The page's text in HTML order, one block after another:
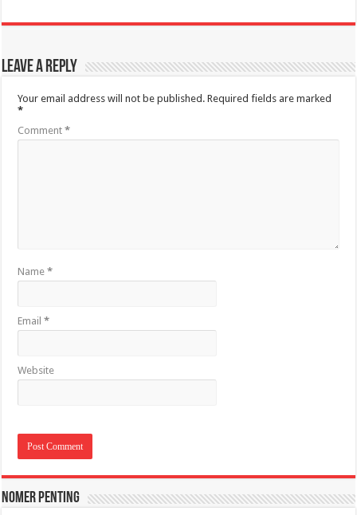
Leave a Reply
Your email address will not be published. Required fields are marked
*
Comment*
Name*
Email*
Website
Nomer Penting